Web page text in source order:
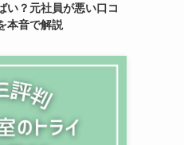
い？元社員が悪い口コ
本音で解説